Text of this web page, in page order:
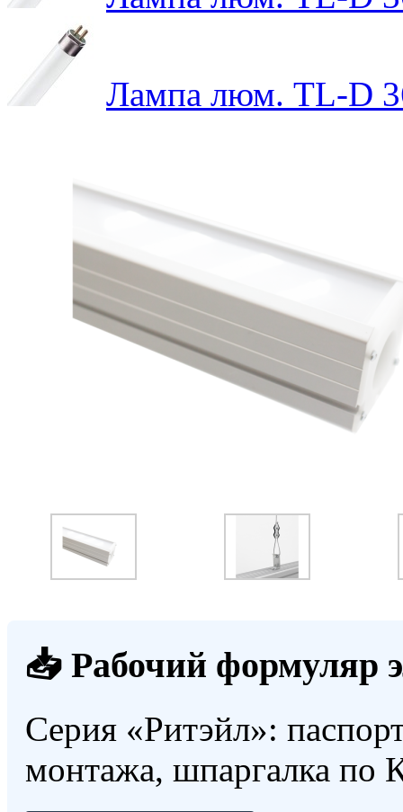
Лампа люм. TL-D
📥 Рабочий формуляр
Серия «Ритэйл»:
монтажа, шпаргалка по